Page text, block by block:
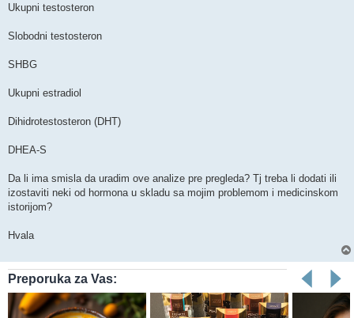
Ukupni testosteron
Slobodni testosteron
SHBG
Ukupni estradiol
Dihidrotestosteron (DHT)
DHEA-S
Da li ima smisla da uradim ove analize pre pregleda? Tj treba li dodati ili
izostaviti neki od hormona u skladu sa mojim problemom i medicinskom
istorijom?
Hvala
Preporuka za Vas: